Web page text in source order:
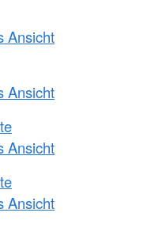
Ansicht
Ansicht
Ansicht
Ansicht